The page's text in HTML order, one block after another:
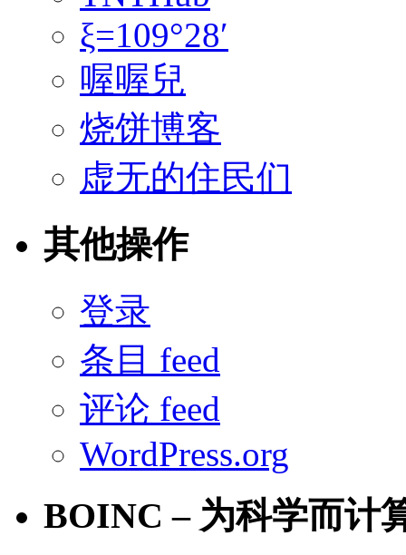
ξ=109°28′
喔喔兒
烧饼博客
虚无的住民们
其他操作
登录
条目 feed
评论 feed
WordPress.org
BOINC – 为科学而计